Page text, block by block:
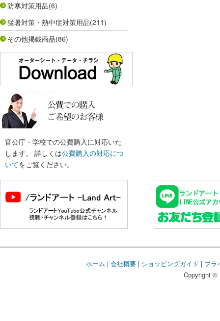
防寒対策用品(6)
猛暑対策・熱中症対策用品(211)
その他掲載商品(86)
官公庁・学校での公費購入に対応いた
します。 詳しくは公費購入の対応につ
いてをご覧ください。
ホーム | 会社概要| ショッピングガイド | プラ
Copyright ©